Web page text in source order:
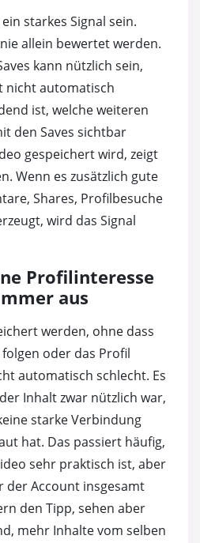
starkes Signal sein.
allein bewertet werden.
kann nützlich sein,
nicht automatisch
ist, welche weiteren
den Saves sichtbar
gespeichert wird, zeigt
Wenn es zusätzlich gute
Shares, Profilbesuche
wird das Signal
Profilinteresse
aus
werden, ohne dass
oder das Profil
automatisch schlecht. Es
Inhalt zwar nützlich war,
starke Verbindung
hat. Das passiert häufig,
sehr praktisch ist, aber
der Account insgesamt
den Tipp, sehen aber
mehr Inhalte vom selben